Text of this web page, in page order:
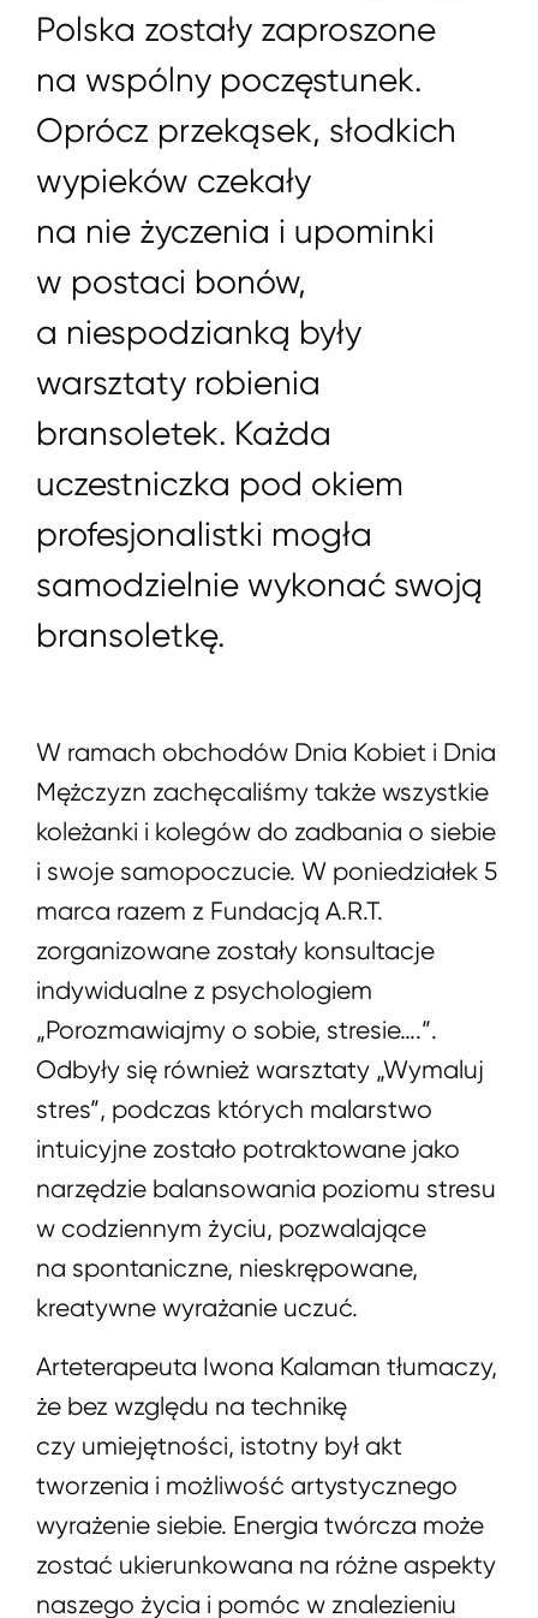
Polska zostały zaproszone
na wspólny poczęstunek.
Oprócz przekąsek, słodkich
wypieków czekały
na nie życzenia i upominki
w postaci bonów,
a niespodzianką były
warsztaty robienia
bransoletek. Każda
uczestniczka pod okiem
profesjonalistki mogła
samodzielnie wykonać swoją
bransoletkę.
W ramach obchodów Dnia Kobiet i Dnia
Mężczyzn zachęcaliśmy także wszystkie
koleżanki i kolegów do zadbania o siebie
i swoje samopoczucie. W poniedziałek 5
marca razem z Fundacją A.R.T.
zorganizowane zostały konsultacje
indywidualne z psychologiem
„Porozmawiajmy o sobie, stresie….”.
Odbyły się również warsztaty „Wymaluj
stres”, podczas których malarstwo
intuicyjne zostało potraktowane jako
narzędzie balansowania poziomu stresu
w codziennym życiu, pozwalające
na spontaniczne, nieskrępowane,
kreatywne wyrażanie uczuć.
Arteterapeuta Iwona Kalaman tłumaczy,
że bez względu na technikę
czy umiejętności, istotny był akt
tworzenia i możliwość artystycznego
wyrażenie siebie. Energia twórcza może
zostać ukierunkowana na różne aspekty
naszego życia i pomóc w znalezieniu